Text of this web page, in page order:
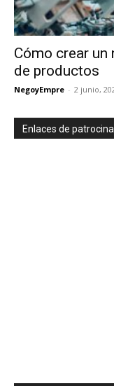
Cómo crear
de productos
NegoyEmpre - 2 junio,
Enlaces de